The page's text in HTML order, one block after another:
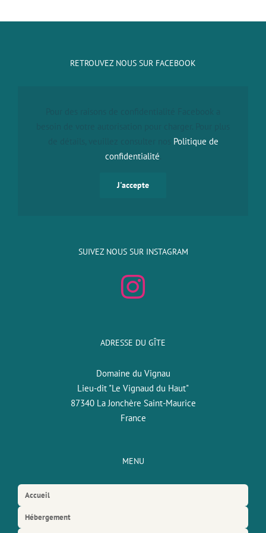
RETROUVEZ NOUS SUR FACEBOOK
Politique de
confidentialité
J'accepte
SUIVEZ NOUS SUR INSTAGRAM
ADRESSE DU GÎTE
Domaine du Vignau
Lieu-dit "Le Vignaud du Haut"
87340 La Jonchère Saint-Maurice
France
MENU
Accueil
Hébergement